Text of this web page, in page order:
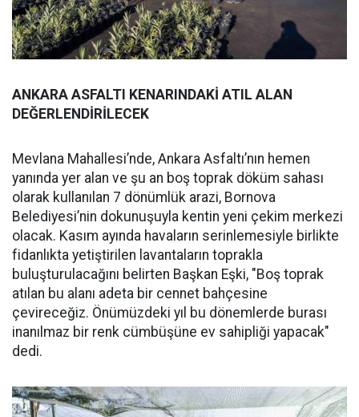
ANKARA ASFALTI KENARINDAKİ ATIL ALAN
DEĞERLENDİRİLECEK
Mevlana Mahallesi’nde, Ankara Asfaltı’nın hemen
yanında yer alan ve şu an boş toprak döküm sahası
olarak kullanılan 7 dönümlük arazi, Bornova
Belediyesi’nin dokunuşuyla kentin yeni çekim merkezi
olacak. Kasım ayında havaların serinlemesiyle birlikte
fidanlıkta yetiştirilen lavantaların toprakla
buluşturulacağını belirten Başkan Eşki, "Boş toprak
atılan bu alanı adeta bir cennet bahçesine
çevireceğiz. Önümüzdeki yıl bu dönemlerde burası
inanılmaz bir renk cümbüşüne ev sahipliği yapacak"
dedi.